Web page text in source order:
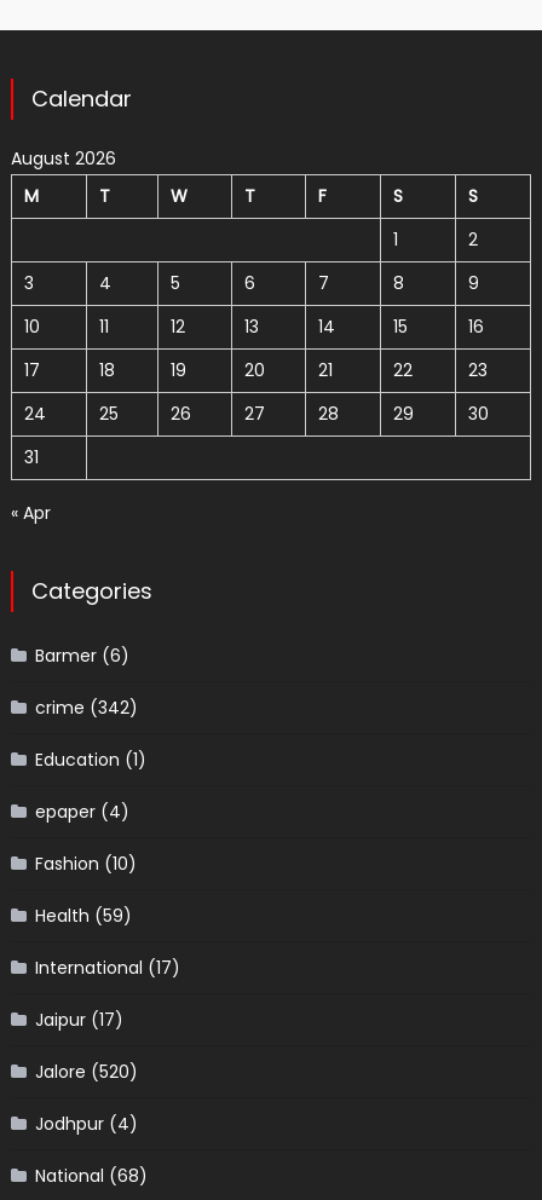
Calendar
August 2026
M
T W T F S
S
1
2
3
4 5 6 7 8
9
10
11 12 13 14 15
16
17
18 19 20 21 22
23
24
25 26 27 28 29
30
31
« Apr
Categories
Barmer(6)
crime (342)
Education (1)
epaper(4)
Fashion (10)
Health (59)
International (17)
Jaipur(17)
Jalore (520)
Jodhpur(4)
National (68)